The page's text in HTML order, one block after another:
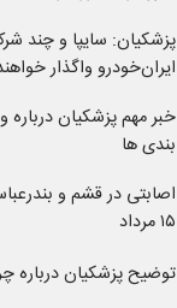
پزشکیان: سایپا و چند
ایران‌خودرو واگذار
خبر مهم پزشکیان درباره
بندی ها
اصابتی در قشم و
۱۵ مرداد
توضیح پزشکیان درباره